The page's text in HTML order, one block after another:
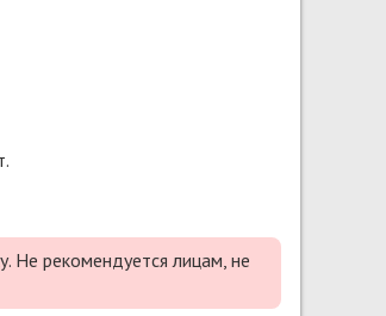
Не рекомендуется лицам, не